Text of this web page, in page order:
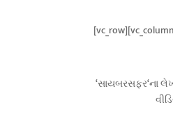
‘સાયબરસફર‘ના